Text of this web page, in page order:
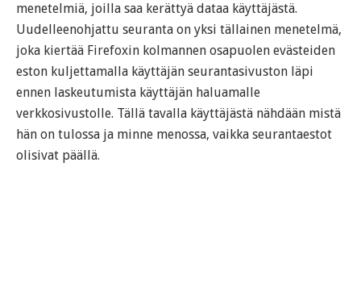
menetelmiä, joilla saa kerättyä dataa käyttäjästä.
Uudelleenohjattu seuranta on yksi tällainen menetelmä,
joka kiertää Firefoxin kolmannen osapuolen evästeiden
eston kuljettamalla käyttäjän seurantasivuston läpi
ennen laskeutumista käyttäjän haluamalle
verkkosivustolle. Tällä tavalla käyttäjästä nähdään mistä
hän on tulossa ja minne menossa, vaikka seurantaestot
olisivat päällä.